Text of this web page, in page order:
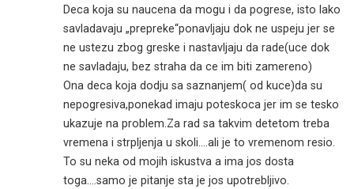
Deca koja su naucena da mogu i da pogrese, isto lako
savladavaju „prepreke“ponavljaju dok ne uspeju jer se
ne ustezu zbog greske i nastavljaju da rade(uce dok
ne savladaju, bez straha da ce im biti zamereno)
Ona deca koja dodju sa saznanjem( od kuce)da su
nepogresiva,ponekad imaju poteskoca jer im se tesko
ukazuje na problem.Za rad sa takvim detetom treba
vremena i strpljenja u skoli….ali je to vremenom resio.
To su neka od mojih iskustva a ima jos dosta
toga….samo je pitanje sta je jos upotrebljivo.